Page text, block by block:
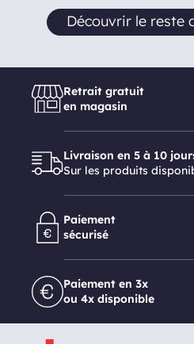
Découvrir le reste
Retrait gratuit
en magasin
Livraison en 5 à 10
Sur les produits
Paiement
sécurisé
Paiement en 3x
ou 4x disponible